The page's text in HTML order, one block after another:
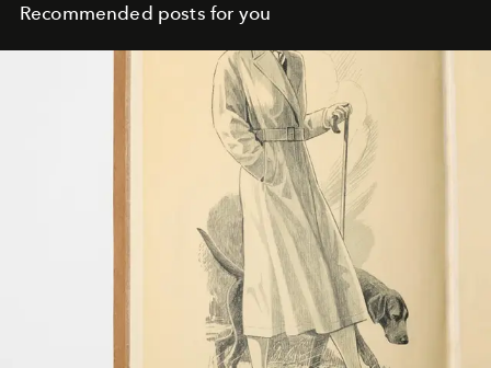
Recommended posts for you